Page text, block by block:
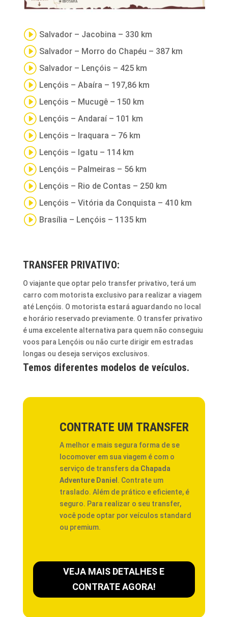
I Salvador – Jacobina – 330 km
I Salvador – Morro do Chapéu – 387 km
I Salvador – Lençóis – 425 km
I Lençóis – Abaíra – 197,86 km
I Lençóis – Mucugê – 150 km
I Lençóis – Andaraí – 101 km
I Lençóis – Iraquara – 76 km
I Lençóis – Igatu – 114 km
I Lençóis – Palmeiras – 56 km
I Lençóis – Rio de Contas – 250 km
I Lençóis – Vitória da Conquista – 410 km
I Brasília – Lençóis – 1135 km
TRANSFER PRIVATIVO:
O viajante que optar pelo transfer privativo, terá um
carro com motorista exclusivo para realizar a viagem
até Lençóis. O motorista estará aguardando no local
e horário reservado previamente. O transfer privativo
é uma excelente alternativa para quem não conseguiu
voos para Lençóis ou não curte dirigir em estradas
longas ou deseja serviços exclusivos.
Temos diferentes modelos de veículos.
CONTRATE UM TRANSFER
A melhor e mais segura forma de se
locomover em sua viagem é com o
serviço de transfers da Chapada
Adventure Daniel . Contrate um
traslado. Além de prático e eficiente, é
seguro. Para realizar o seu transfer,
você pode optar por veículos standard
ou premium.
VEJA MAIS DETALHES E
CONTRATE AGORA!